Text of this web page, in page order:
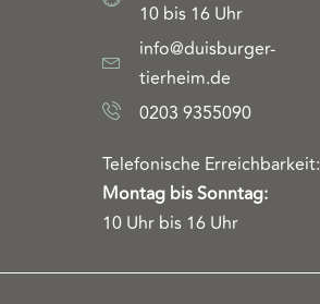
10 bis 16 Uhr
info@duisburger-
tierheim.de
0203 9355090
Telefonische Erreichbarkeit:
Montag bis Sonntag:
10 Uhr bis 16 Uhr